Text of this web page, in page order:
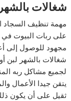
شغالات
مهمة تنظيف السجاد
على ربات البيوت في
مجهود للوصول إلى
شغالات بالشهر لبن
لجميع مشاكل ربه
يتقن جيدا الأعمال
ثقيل على أن يكون